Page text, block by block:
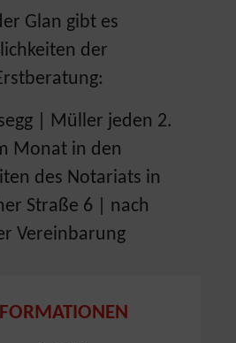
Glan gibt es
der
| Müller jeden 2.
Monat in den
des Notariats in
Straße 6 | nach
Vereinbarung